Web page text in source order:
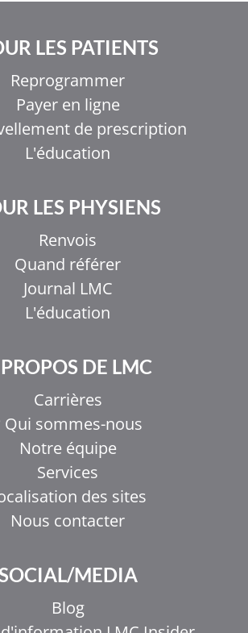
LES PATIENTS
Reprogrammer
Payer en ligne
de prescription
L'éducation
LES PHYSIENS
Renvois
Quand référer
Journal LMC
L'éducation
DE LMC
Carrières
Qui sommes-nous ?
Notre équipe
Services
des sites
Nous contacter
MEDIA
Blog